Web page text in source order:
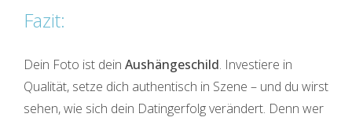
Fazit:
Dein Foto ist dein Aushängeschild. Investiere in
Qualität, setze dich authentisch in Szene – und du wirst
sehen, wie sich dein Datingerfolg verändert. Denn wer